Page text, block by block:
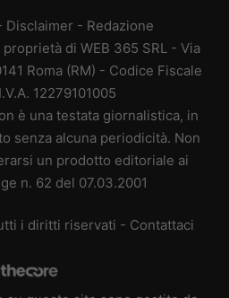
Disclaimer - Redazione
di WEB 365 SRL - Via
Roma (RM) - Codice Fiscale
12279101005
è una testata giornalistica, in
senza alcuna periodicità. Non
un prodotto editoriale ai
n. 62 del 07.03.2001
i diritti riservati - Contattaci